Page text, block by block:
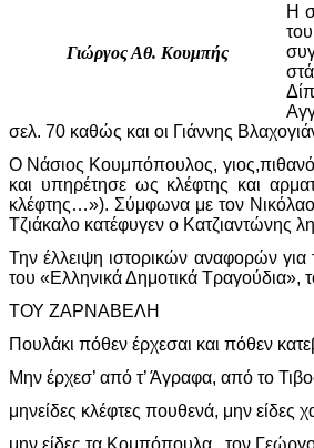
Γιώργος Αθ. Κουμπής
Η
σελ. 70 καθώς και οι Γιάννης
Ο Νάσιος Κουμπόπουλος,
και υπηρέτησε ως κλέφτης και
κλέφτης…»). Σύμφωνα με τον
Τζιάκαλο κατέφυγεν ο Κατζιαντώνης
Την έλλειψη ιστορικών αναφορών
του «Ελληνικά Δημοτικά Τραγούδια»,
ΤΟΥ ΖΑΡΝΑΒΕΛΗ
Πουλάκι πόθεν έρχεσαι και πόθεν
Μην έρχεσ’ από τ’ Άγραφα, από το
μηνείδες κλέφτες πουθενά, μην είδες
μην είδες τα Κομπόπουλα , τον